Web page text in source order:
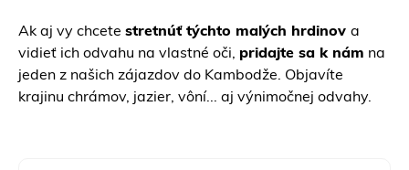
Ak aj vy chcete stretnúť týchto malých hrdinov a
vidieť ich odvahu na vlastné oči, pridajte sa k nám na
jeden z našich zájazdov do Kambodže. Objavíte
krajinu chrámov, jazier, vôní... aj výnimočnej odvahy.